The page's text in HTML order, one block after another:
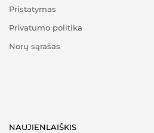
Pristatymas
Privatumo politika
Norų sąrašas
NAUJIENLAIŠKIS